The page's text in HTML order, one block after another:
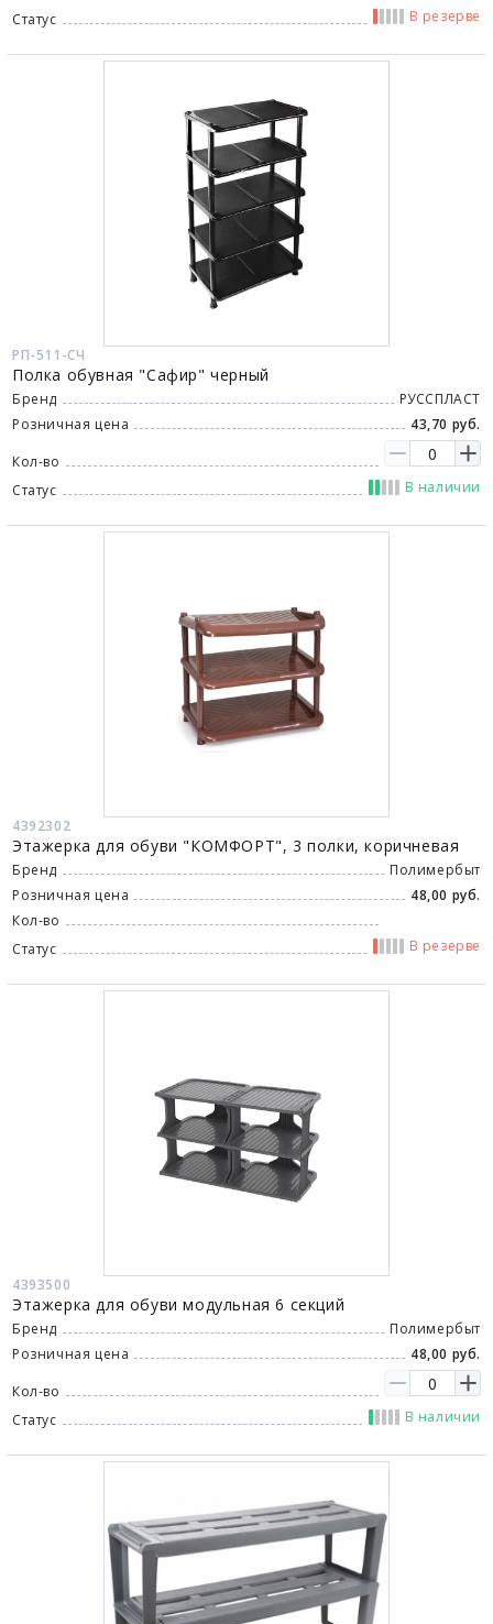
Статус В резерве
РП-511-СЧ
Полка обувная "Сафир" черный
Бренд
РУССПЛАСТ
Розничная цена
43,70 руб.
Кол-во
Статус
В наличии
4392302
Этажерка для обуви "КОМФОРТ", 3 полки, коричневая
Бренд
Полимербыт
Розничная цена
48,00 руб.
Кол-во
Статус
В резерве
4393500
Этажерка для обуви модульная 6 секций
Бренд
Полимербыт
Розничная цена
48,00 руб.
Кол-во
Статус
В наличии